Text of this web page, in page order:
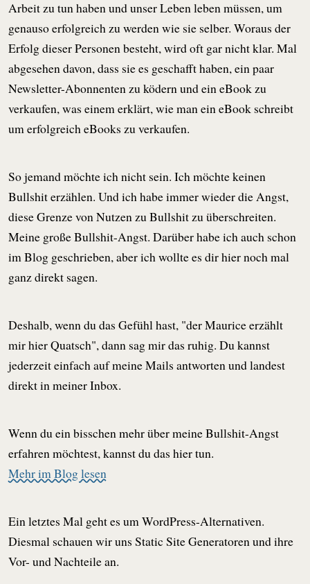
Arbeit zu tun haben und unser Leben leben müssen, um
genauso erfolgreich zu werden wie sie selber. Woraus der
Erfolg dieser Personen besteht, wird oft gar nicht klar. Mal
abgesehen davon, dass sie es geschafft haben, ein paar
Newsletter-Abonnenten zu ködern und ein eBook zu
verkaufen, was einem erklärt, wie man ein eBook schreibt
um erfolgreich eBooks zu verkaufen.
So jemand möchte ich nicht sein. Ich möchte keinen
Bullshit erzählen. Und ich habe immer wieder die Angst,
diese Grenze von Nutzen zu Bullshit zu überschreiten.
Meine große Bullshit-Angst. Darüber habe ich auch schon
im Blog geschrieben, aber ich wollte es dir hier noch mal
ganz direkt sagen.
Deshalb, wenn du das Gefühl hast, "der Maurice erzählt
mir hier Quatsch", dann sag mir das ruhig. Du kannst
jederzeit einfach auf meine Mails antworten und landest
direkt in meiner Inbox.
Wenn du ein bisschen mehr über meine Bullshit-Angst
erfahren möchtest, kannst du das hier tun.
Mehr im Blog lesen
Ein letztes Mal geht es um WordPress-Alternativen.
Diesmal schauen wir uns Static Site Generatoren und ihre
Vor- und Nachteile an.